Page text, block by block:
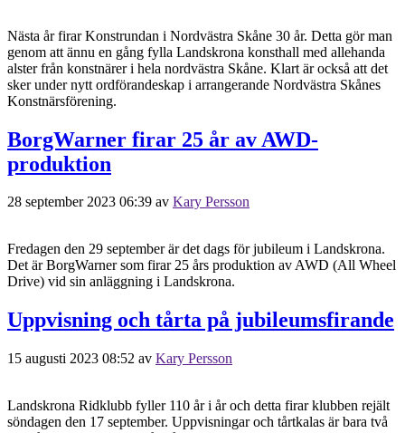
Nästa år firar Konstrundan i Nordvästra Skåne 30 år. Detta gör man
genom att ännu en gång fylla Landskrona konsthall med allehanda
alster från konstnärer i hela nordvästra Skåne. Klart är också att det
sker under nytt ordförandeskap i arrangerande Nordvästra Skånes
Konstnärsförening.
BorgWarner firar 25 år av AWD-
produktion
28 september 2023 06:39 av Kary Persson
Fredagen den 29 september är det dags för jubileum i Landskrona.
Det är BorgWarner som firar 25 års produktion av AWD (All Wheel
Drive) vid sin anläggning i Landskrona.
Uppvisning och tårta på jubileumsfirande
15 augusti 2023 08:52 av Kary Persson
Landskrona Ridklubb fyller 110 år i år och detta firar klubben rejält
söndagen den 17 september. Uppvisningar och tårtkalas är bara två